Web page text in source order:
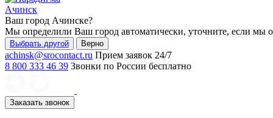
Ачинск
Ваш город Ачинске?
Мы определили Ваш город автоматически, уточните, если мы
Выбрать другой Верно
achinsk@srocontact.ru Прием заявок 24/7
8 800 333 46 39 Звонки по России бесплатно
Заказать звонок